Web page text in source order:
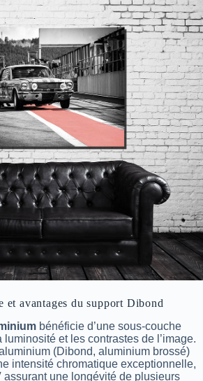
et avantages du support Dibond
bénéficie d’une sous-couche
et les contrastes de l’image.
(Dibond, aluminium brossé)
intensité chromatique exceptionnelle,
assurant une longévité de plusieurs